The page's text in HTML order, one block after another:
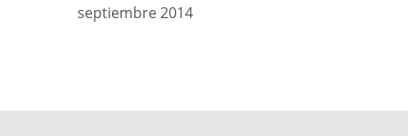
septiembre 2014